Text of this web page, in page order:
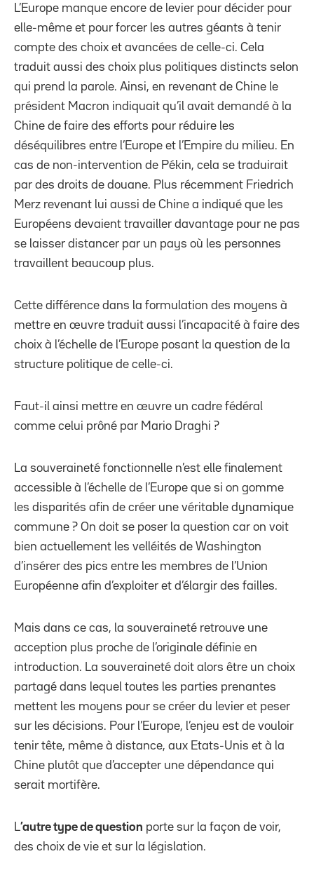
L’Europe manque encore de levier pour décider pour
elle-même et pour forcer les autres géants à tenir
compte des choix et avancées de celle-ci. Cela
traduit aussi des choix plus politiques distincts selon
qui prend la parole. Ainsi, en revenant de Chine le
président Macron indiquait qu’il avait demandé à la
Chine de faire des efforts pour réduire les
déséquilibres entre l’Europe et l’Empire du milieu. En
cas de non-intervention de Pékin, cela se traduirait
par des droits de douane. Plus récemment Friedrich
Merz revenant lui aussi de Chine a indiqué que les
Européens devaient travailler davantage pour ne pas
se laisser distancer par un pays où les personnes
travaillent beaucoup plus.
Cette différence dans la formulation des moyens à
mettre en œuvre traduit aussi l’incapacité à faire des
choix à l’échelle de l’Europe posant la question de la
structure politique de celle-ci.
Faut-il ainsi mettre en œuvre un cadre fédéral
comme celui prôné par Mario Draghi ?
La souveraineté fonctionnelle n’est elle finalement
accessible à l’échelle de l’Europe que si on gomme
les disparités afin de créer une véritable dynamique
commune ? On doit se poser la question car on voit
bien actuellement les velléités de Washington
d’insérer des pics entre les membres de l’Union
Européenne afin d’exploiter et d’élargir des failles.
Mais dans ce cas, la souveraineté retrouve une
acception plus proche de l’originale définie en
introduction. La souveraineté doit alors être un choix
partagé dans lequel toutes les parties prenantes
mettent les moyens pour se créer du levier et peser
sur les décisions. Pour l’Europe, l’enjeu est de vouloir
tenir tête, même à distance, aux Etats-Unis et à la
Chine plutôt que d’accepter une dépendance qui
serait mortifère.
L’autre type de question porte sur la façon de voir,
des choix de vie et sur la législation.